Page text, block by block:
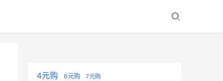
4元购 6元购 7元购